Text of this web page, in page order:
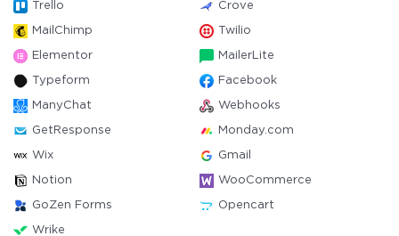
Trello Crove
MailChimp Twilio
Elementor MailerLite
Typeform Facebook
ManyChat Webhooks
GetResponse Monday.com
Wix Gmail
Notion WooCommerce
GoZen Forms Opencart
Wrike